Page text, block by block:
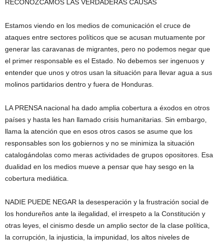
RECONOZCAMOS LAS VERDADERAS CAUSAS
Estamos viendo en los medios de comunicación el cruce de
ataques entre sectores políticos que se acusan mutuamente por
generar las caravanas de migrantes, pero no podemos negar que
el primer responsable es el Estado. No debemos ser ingenuos y
entender que unos y otros usan la situación para llevar agua a sus
molinos partidarios dentro y fuera de Honduras.
LA PRENSA nacional ha dado amplia cobertura a éxodos en otros
países y hasta les han llamado crisis humanitarias. Sin embargo,
llama la atención que en esos otros casos se asume que los
responsables son los gobiernos y no se minimiza la situación
catalogándolas como meras actividades de grupos opositores. Esa
dualidad en los medios mueve a pensar que hay sesgo en la
cobertura mediática.
NADIE PUEDE NEGAR la desesperación y la frustración social de
los hondureños ante la ilegalidad, el irrespeto a la Constitución y
otras leyes, el cinismo desde un amplio sector de la clase política,
la corrupción, la injusticia, la impunidad, los altos niveles de